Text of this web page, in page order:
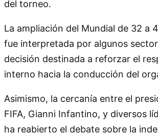
del torneo.
La ampliación del Mundial de 32 a
fue interpretada por algunos
decisión destinada a reforzar el
interno hacia la conducción del
Asimismo, la cercanía entre el
FIFA, Gianni Infantino, y diversos
ha reabierto el debate sobre la